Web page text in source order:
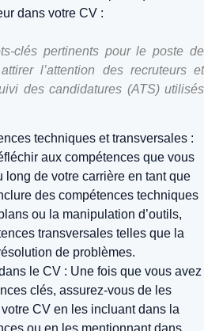
dans votre CV :
clés pertinents pour le poste de
l’attention des recruteurs et
des candidatures (ATS) utilisés
techniques et transversales :
aux compétences que vous
long de votre carrière en tant que
des compétences techniques
ou la manipulation d’outils,
transversales telles que la
de problèmes.
le CV : Une fois que vous avez
clés, assurez-vous de les
CV en les incluant dans la
ou en les mentionnant dans